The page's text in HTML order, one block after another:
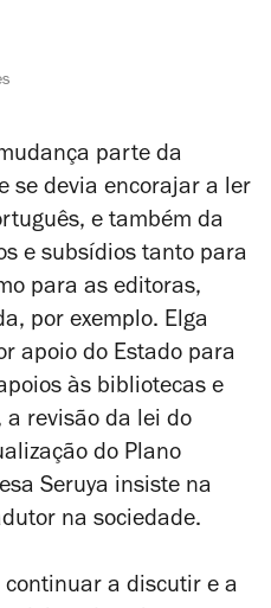
parte da
se devia encorajar a ler
e também da
e subsídios tanto para
para as editoras,
por exemplo. Elga
apoio do Estado para
às bibliotecas e
revisão da lei do
do Plano
Seruya insiste na
na sociedade.
a discutir e a